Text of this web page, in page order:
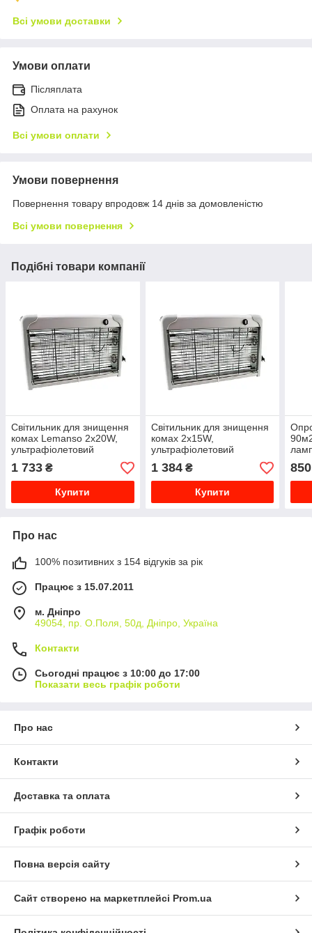
Всі умови доставки
Умови оплати
Післяплата
Оплата на рахунок
Всі умови оплати
Умови повернення
Повернення товару впродовж 14 днів за домовленістю
Всі умови повернення
Подібні товари компанії
Світильник для знищення
комах Lemanso 2х20W,
ультрафіолетовий
1 733 ₴
Купити
Світильник для знищення
комах 2х15W,
ультрафіолетовий
1 384₴
Купити
850
Про нас
100% позитивних з 154 відгуків за рік
Працює з 15.07.2011
м. Дніпро
49054, пр. О.Поля, 50д, Дніпро, Україна
Контакти
Сьогодні працює з 10:00 до 17:00
Показати весь графік роботи
Про нас
Контакти
Доставка та оплата
Графік роботи
Повна версія сайту
Сайт створено на маркетплейсі Prom.ua